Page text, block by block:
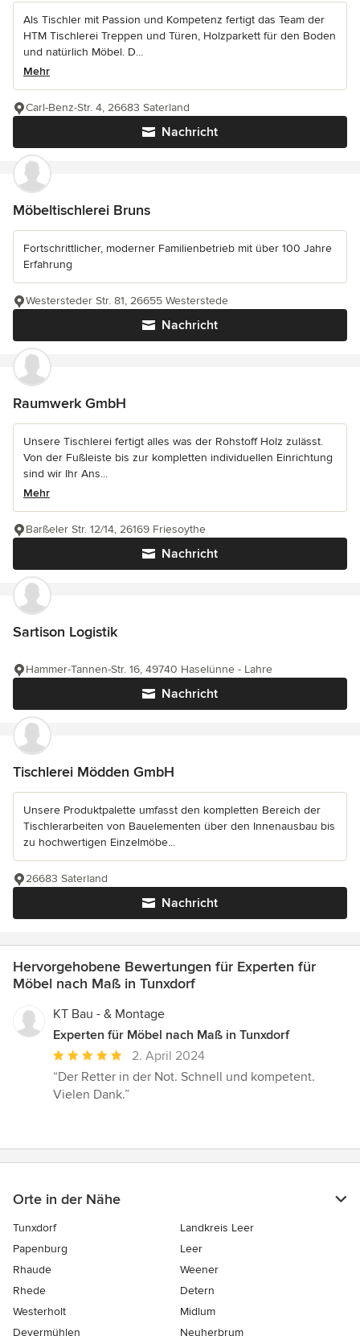
Als Tischler mit Passion und Kompetenz fertigt das Team der
HTM Tischlerei Treppen und Türen, Holzparkett für den Boden
und natürlich Möbel. D...
Mehr
Nachricht
Carl-Benz-Str. 4, 26683 Saterland
Möbeltischlerei Bruns
Fortschrittlicher, moderner Familienbetrieb mit über 100 Jahre
Erfahrung
Nachricht
Westersteder Str. 81, 26655 Westerstede
Raumwerk GmbH
Unsere Tischlerei fertigt alles was der Rohstoff Holz zulässt.
Von der Fußleiste bis zur kompletten individuellen Einrichtung
sind wir Ihr Ans...
Mehr
Nachricht
Barßeler Str. 12/14, 26169 Friesoythe
Sartison Logistik
Nachricht
Hammer-Tannen-Str. 16, 49740 Haselünne - Lahre
Tischlerei Mödden GmbH
Unsere Produktpalette umfasst den kompletten Bereich der
Tischlerarbeiten von Bauelementen über den Innenausbau bis
zu hochwertigen Einzelmöbe...
Nachricht
26683 Saterland
Hervorgehobene Bewertungen für Experten für
Möbel nach Maß in Tunxdorf
KT Bau - & Montage
Experten für Möbel nach Maß in Tunxdorf
Durchschnittliche
Bewertung:
5
2. April 2024
“Der Retter in der Not. Schnell und kompetent.
Vielen Dank.”
Orte in der Nähe
Tunxdorf
Landkreis Leer
Papenburg
Leer
Rhaude
Weener
Rhede
Detern
Westerholt
Midlum
Devermühlen
Neuherbrum